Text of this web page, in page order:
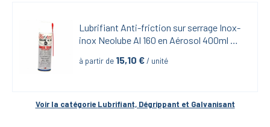
Lubrifiant Anti-friction sur serrage Inox-
inox Neolube Al 160 en Aérosol 400ml
à partir de 15,10 € / unité
Voir la catégorie Lubrifiant, Dégrippant et Galvanisant